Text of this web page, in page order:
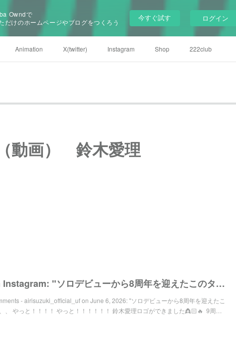
Owndで
だけのホームページやブログをつくろう
今すぐ試す ログイン
Animation X(twitter) Instagram Shop 222club
動画） 鈴木愛理
鈴木愛理 on Instagram: "ソロデビューから8周年を迎えたこのタイミングで、、、 やっと！！！！ やっと！！！！！！ 鈴木愛理ロゴができました👸🏻🔥 ⁡ 9周年、10周年、、、20周年？
- airisuzuki_official_uf on June 6, 2026: "ソロデビューから8周年を迎えたこ
、 やっと！！！！ やっと！！！！！！ 鈴木愛理ロゴができました👸🏻🔥 ⁡ 9周…